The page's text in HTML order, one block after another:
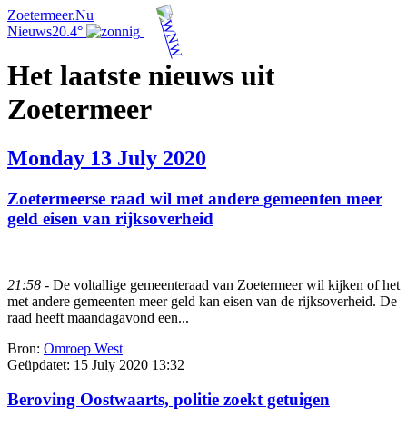
Zoetermeer.Nu
Nieuws20.4°
Het laatste nieuws uit
Zoetermeer
Monday 13 July 2020
Zoetermeerse raad wil met andere gemeenten meer
geld eisen van rijksoverheid
21:58 - De voltallige gemeenteraad van Zoetermeer wil kijken of het
met andere gemeenten meer geld kan eisen van de rijksoverheid. De
raad heeft maandagavond een...
Bron: Omroep West
Geüpdatet: 15 July 2020 13:32
Beroving Oostwaarts, politie zoekt getuigen